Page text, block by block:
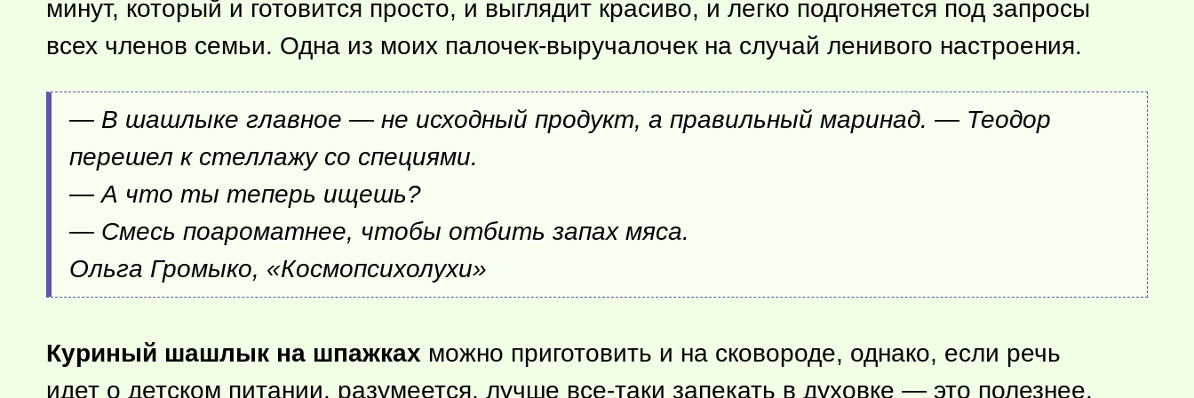
минут, который и готовится просто, и выглядит красиво, и легко подгоняется под запросы
всех членов семьи. Одна из моих палочек-выручалочек на случай ленивого настроения.
— В шашлыке главное — не исходный продукт, а правильный маринад. — Теодор
перешел к стеллажу со специями.
— А что ты теперь ищешь?
— Смесь поароматнее, чтобы отбить запах мяса.
Ольга Громыко, «Космопсихолухи»
Куриный шашлык на шпажках можно приготовить и на сковороде, однако, если речь
идет о детском питании, разумеется, лучше все-таки запекать в духовке — это полезнее,